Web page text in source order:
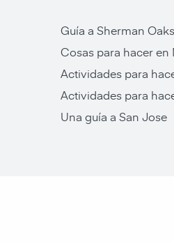
Guía a Sherman Oaks
Cosas para hacer
Actividades para
Actividades para
Una guía a San Jose